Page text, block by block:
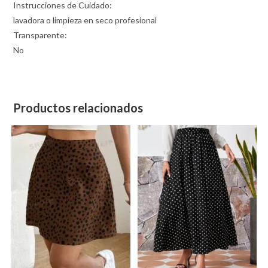
Instrucciones de Cuidado:
lavadora o limpieza en seco profesional
Transparente:
No
Productos relacionados